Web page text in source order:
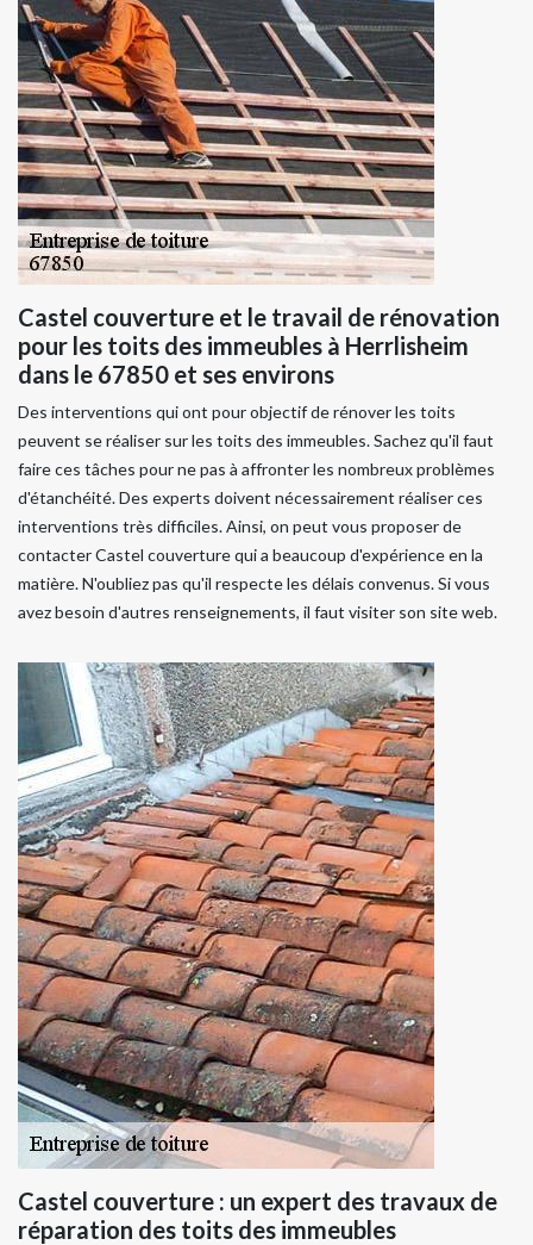
Castel couverture et le travail de rénovation
pour les toits des immeubles à Herrlisheim
dans le 67850 et ses environs
Des interventions qui ont pour objectif de rénover les toits
peuvent se réaliser sur les toits des immeubles. Sachez qu'il faut
faire ces tâches pour ne pas à affronter les nombreux problèmes
d'étanchéité. Des experts doivent nécessairement réaliser ces
interventions très difficiles. Ainsi, on peut vous proposer de
contacter Castel couverture qui a beaucoup d'expérience en la
matière. N'oubliez pas qu'il respecte les délais convenus. Si vous
avez besoin d'autres renseignements, il faut visiter son site web.
Castel couverture : un expert des travaux de
réparation des toits des immeubles